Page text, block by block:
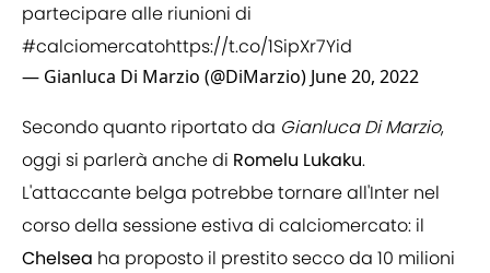
partecipare alle riunioni di
#calciomercatohttps://t.co/1SipXr7Yid
— Gianluca Di Marzio (@DiMarzio) June 20, 2022
Secondo quanto riportato da Gianluca Di Marzio,
oggi si parlerà anche di Romelu Lukaku.
L'attaccante belga potrebbe tornare all'Inter nel
corso della sessione estiva di calciomercato: il
Chelsea ha proposto il prestito secco da 10 milioni